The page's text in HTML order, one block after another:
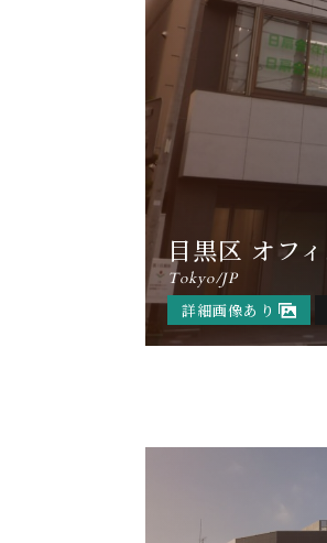
目黒区 オフ
Tokyo/JP
詳細画像あり